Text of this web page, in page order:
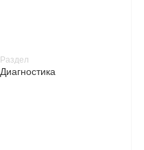
Раздел
Диагностика